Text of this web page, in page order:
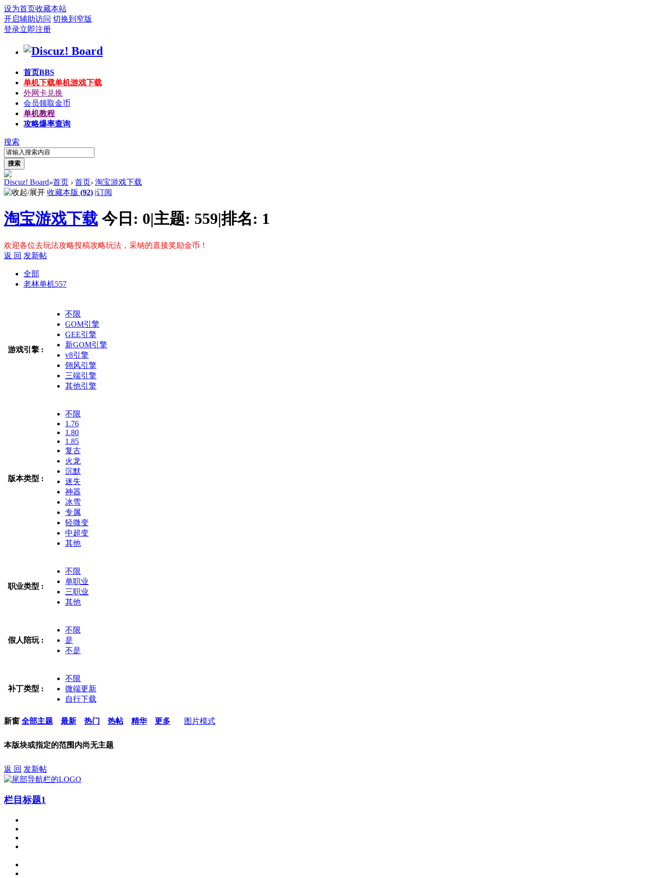
设为首页收藏本站
开启辅助访问 切换到窄版
登录立即注册
首页BBS
单机下载单机游戏下载
外网卡兑换
会员领取金币
单机教程
攻略爆率查询
搜索
搜索
Discuz! Board»首页 › 首页› 淘宝游戏下载
收藏本版 (92) |订阅
淘宝游戏下载 今日: 0|主题: 559|排名: 1
欢迎各位去玩法攻略投稿攻略玩法，采纳的直接奖励金币！
返 回 发新帖
全部
老林单机557
游戏引擎 :
不限
GOM引擎
GEE引擎
新GOM引擎
v8引擎
翎风引擎
三端引擎
其他引擎
版本类型 :
不限
1.76
1.80
1.85
复古
火龙
沉默
迷失
神器
冰雪
专属
轻微变
中超变
其他
职业类型 :
不限
单职业
三职业
其他
假人陪玩 :
不限
是
不是
补丁类型 :
不限
微端更新
自行下载
新窗 全部主题 最新 热门 热帖 精华 更多 图片模式
本版块或指定的范围内尚无主题
返 回 发新帖
栏目标题1